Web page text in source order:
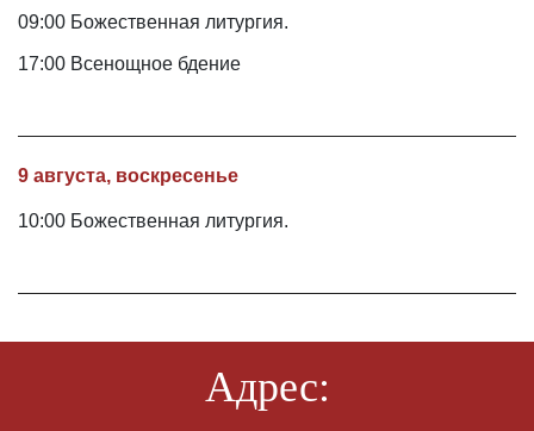
09:00 Божественная литургия.
17:00 Всенощное бдение
9 августа, воскресенье
10:00 Божественная литургия.
Адрес: